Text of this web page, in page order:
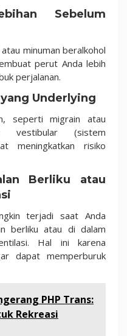
Sebelum
minuman beralkohol
perut Anda lebih
perjalanan.
Underlying
seperti migrain atau
vestibular (sistem
meningkatkan risiko
Berliku atau
terjadi saat Anda
berliku atau di dalam
Hal ini karena
dapat memperburuk
PHP Trans:
Rekreasi